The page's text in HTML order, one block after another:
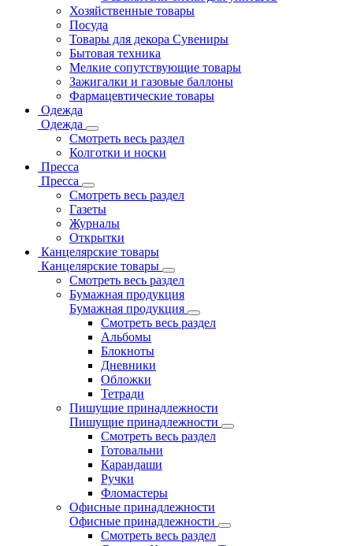
Хозяйственные товары
Посуда
Товары для декора Сувениры
Бытовая техника
Мелкие сопутствующие товары
Зажигалки и газовые баллоны
Фармацевтические товары
Одежда
Одежда
Смотреть весь раздел
Колготки и носки
Пресса
Пресса
Смотреть весь раздел
Газеты
Журналы
Открытки
Канцелярские товары
Канцелярские товары
Смотреть весь раздел
Бумажная продукция
Бумажная продукция
Смотреть весь раздел
Альбомы
Блокноты
Дневники
Обложки
Тетради
Пишущие принадлежности
Пишущие принадлежности
Смотреть весь раздел
Готовальни
Карандаши
Ручки
Фломастеры
Офисные принадлежности
Офисные принадлежности
Смотреть весь раздел